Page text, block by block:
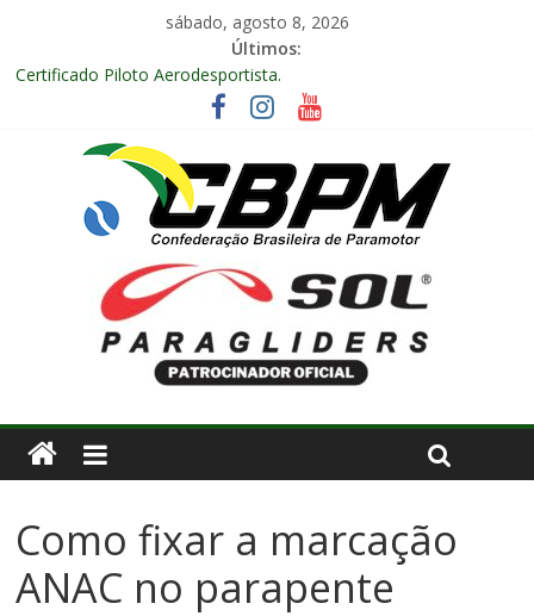
sábado, agosto 8, 2026
Últimos:
Certificado Piloto Aerodesportista.
Encontro Nacional de Aerodesporto no Arraiá Aéreo realizado
no Aeroclube de Bauru – SP.
Anuidade 2026
Arraiá Aéreo 2025 em Bauru – SP
Decisão Nº 675, 16 anos.
Como fixar a marcação
ANAC no parapente